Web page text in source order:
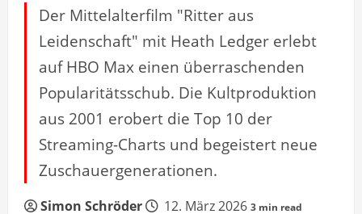
Der Mittelalterfilm "Ritter aus
Leidenschaft" mit Heath Ledger erlebt
auf HBO Max einen überraschenden
Popularitätsschub. Die Kultproduktion
aus 2001 erobert die Top 10 der
Streaming-Charts und begeistert neue
Zuschauergenerationen.
Simon Schröder 12. März 2026 3 min read